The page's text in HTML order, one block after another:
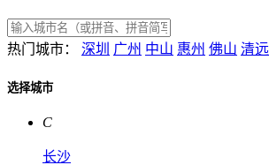
热门城市： 深圳 广州 中山 惠州 佛山 清远
选择城市
C
长沙